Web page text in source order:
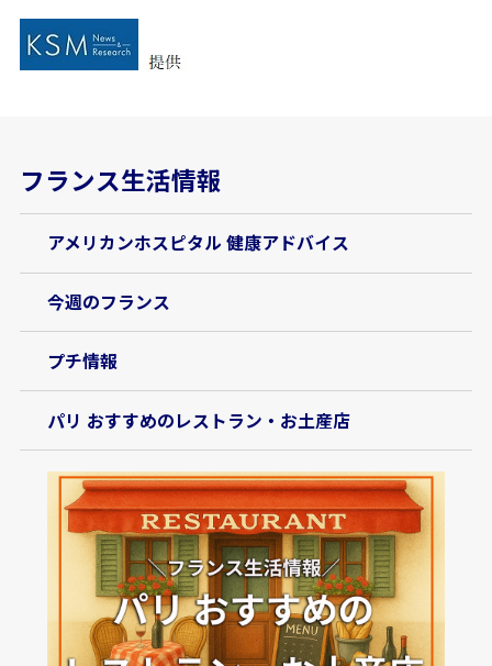
フランス生活情報
アメリカンホスピタル 健康アドバイス
今週のフランス
プチ情報
パリ おすすめのレストラン・お土産店